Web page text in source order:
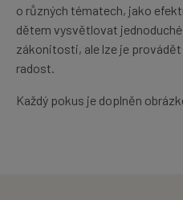
o různých tématech, jako
dětem vysvětlovat
zákonitosti, ale lze je
radost.
Každý pokus je doplněn